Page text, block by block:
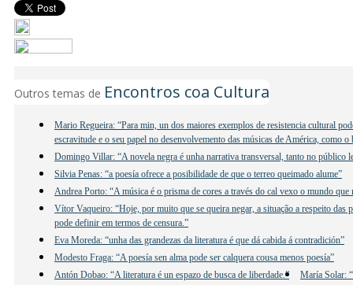
Outros temas de Encontros coa Cultura
Mario Regueira: “Para min, un dos maiores exemplos de resistencia cultural
escravitude e o seu papel no desenvolvemento das músicas de América, como o
Domingo Villar: “A novela negra é unha narrativa transversal, tanto no público
Silvia Penas: “a poesía ofrece a posibilidade de que o terreo queimado alume”
Andrea Porto: “A música é o prisma de cores a través do cal vexo o mundo que
Vítor Vaqueiro: “Hoje, por muito que se queira negar, a situação a respeito das
pode definir em termos de censura.”
Eva Moreda: “unha das grandezas da literatura é que dá cabida á contradición”
Modesto Fraga: “A poesía sen alma pode ser calquera cousa menos poesía”
Antón Dobao: “A literatura é un espazo de busca de liberdade.”
María Solar: